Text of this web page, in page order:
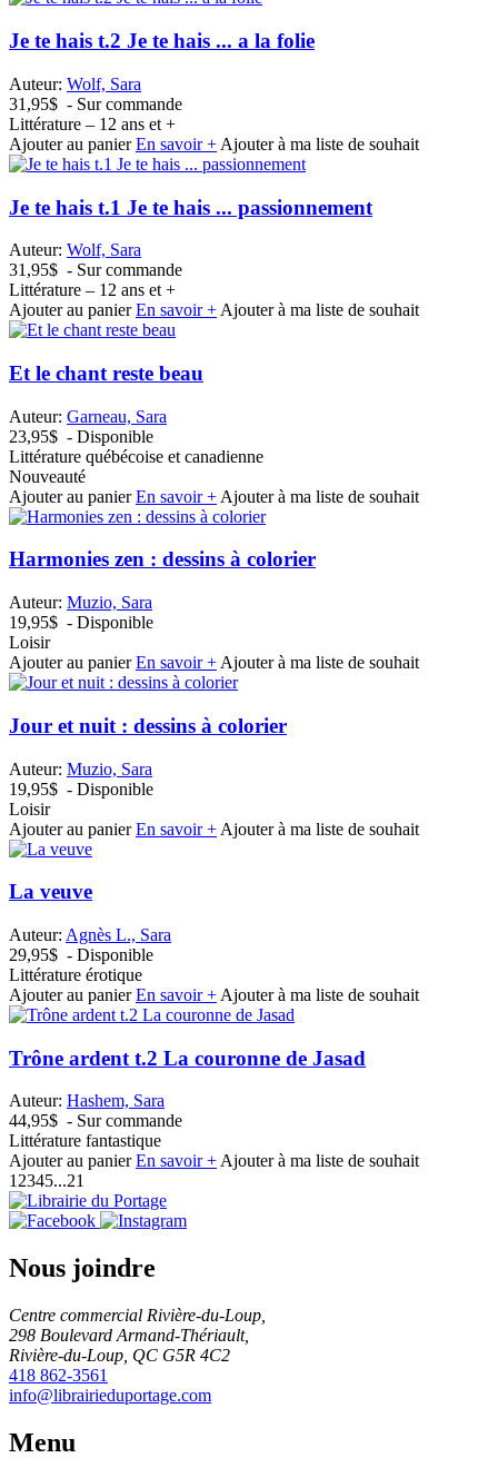
Je te hais t.2 Je te hais ... a la folie
Auteur: Wolf, Sara
31,95$ - Sur commande
Littérature – 12 ans et +
Ajouter au panier En savoir + Ajouter à ma liste de souhait
Je te hais t.1 Je te hais ... passionnement
Auteur: Wolf, Sara
31,95$ - Sur commande
Littérature – 12 ans et +
Ajouter au panier En savoir + Ajouter à ma liste de souhait
Et le chant reste beau
Auteur: Garneau, Sara
23,95$ - Disponible
Littérature québécoise et canadienne
Nouveauté
Ajouter au panier En savoir + Ajouter à ma liste de souhait
Harmonies zen : dessins à colorier
Auteur: Muzio, Sara
19,95$ - Disponible
Loisir
Ajouter au panier En savoir + Ajouter à ma liste de souhait
Jour et nuit : dessins à colorier
Auteur: Muzio, Sara
19,95$ - Disponible
Loisir
Ajouter au panier En savoir + Ajouter à ma liste de souhait
La veuve
Auteur: Agnès L., Sara
29,95$ - Disponible
Littérature érotique
Ajouter au panier En savoir + Ajouter à ma liste de souhait
Trône ardent t.2 La couronne de Jasad
Auteur: Hashem, Sara
44,95$ - Sur commande
Littérature fantastique
Ajouter au panier En savoir +Ajouter à ma liste de souhait
12345...21
Nous joindre
Centre commercial Rivière-du-Loup,
298 Boulevard Armand-Thériault,
Rivière-du-Loup, QC G5R 4C2
418 862-3561
info@librairieduportage.com
Menu